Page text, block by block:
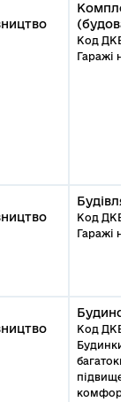
(будова)
Код
Гаражі
Будівля
Код
Гаражі
Будинок
Код
Будинки